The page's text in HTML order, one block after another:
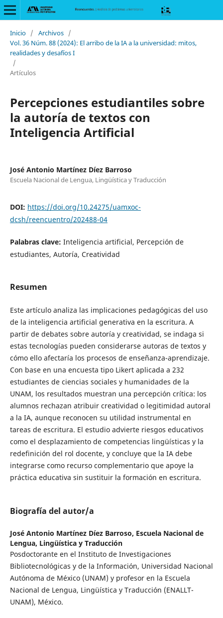
Inicio / Archivos /
Vol. 36 Núm. 88 (2024): El arribo de la IA a la universidad: mitos,
realidades y desafíos I
/
Artículos
Percepciones estudiantiles sobre
la autoría de textos con
Inteligencia Artificial
José Antonio Martínez Díez Barroso
Escuela Nacional de Lengua, Lingüística y Traducción
DOI: https://doi.org/10.24275/uamxoc-
dcsh/reencuentro/202488-04
Palabras clave: Inteligencia artificial, Percepción de
estudiantes, Autoría, Creatividad
Resumen
Este artículo analiza las implicaciones pedagógicas del uso
de la inteligencia artificial generativa en la escritura. A
partir de debates sobre autoría y creatividad, se indaga si
estas tecnologías pueden considerarse autoras de textos y
cómo ello afectaría los procesos de enseñanza-aprendizaje.
Con base en una encuesta tipo Likert aplicada a 232
estudiantes de ciencias sociales y humanidades de la
UNAM, los resultados muestran una percepción crítica: los
alumnos rechazan atribuir creatividad o legitimidad autoral
a la IA, aunque reconocen su utilidad instrumental en
tareas de escritura. El estudio advierte riesgos educativos
como el desplazamiento de competencias lingüísticas y la
redefinición del rol docente, y concluye que la IA debe
integrarse como recurso complementario que apoye la
práctica educativa sin sustituir la formación en escritura.
Biografía del autor/a
José Antonio Martínez Díez Barroso, Escuela Nacional de
Lengua, Lingüística y Traducción
Posdoctorante en el Instituto de Investigaciones
Bibliotecnológicas y de la Información, Universidad Nacional
Autónoma de México (UNAM) y profesor en la Escuela
Nacional de Lengua, Lingüística y Traducción (ENALLT-
UNAM), México.